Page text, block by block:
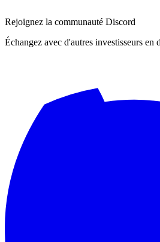
Rejoignez la communauté Discord
Échangez avec d'autres investisseurs en